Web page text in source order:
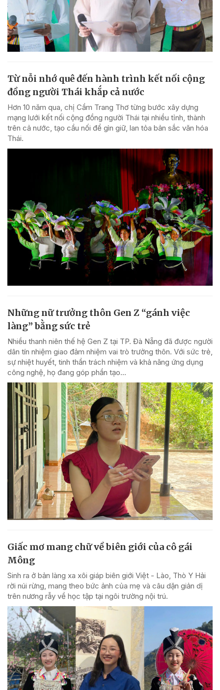
Từ nỗi nhớ quê đến hành trình kết nối cộng
đồng người Thái khắp cả nước
Hơn 10 năm qua, chị Cầm Trang Thơ từng bước xây dựng
mạng lưới kết nối cộng đồng người Thái tại nhiều tỉnh, thành
trên cả nước, tạo cầu nối để gìn giữ, lan tỏa bản sắc văn hóa
Thái.
Những nữ trưởng thôn Gen Z “gánh việc
làng” bằng sức trẻ
Nhiều thanh niên thế hệ Gen Z tại TP. Đà Nẵng đã được người
dân tín nhiệm giao đảm nhiệm vai trò trưởng thôn. Với sức trẻ,
sự nhiệt huyết, tinh thần trách nhiệm và khả năng ứng dụng
công nghệ, họ đang góp phần tạo...
Giấc mơ mang chữ về biên giới của cô gái
Mông
Sinh ra ở bản làng xa xôi giáp biên giới Việt - Lào, Thò Y Hải
rời núi rừng, mang theo bức ảnh của mẹ và câu dặn giản dị
trên nương rẫy về học tập tại ngôi trường nội trú.